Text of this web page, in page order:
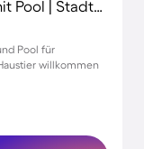
Voll ausgestattetes Aparthotel mit Pool | Stadtblick | Neben dem Strand | Perfekt für die Arbeit von Zuhause | Haustierfreundlich
Pool für
willkommen